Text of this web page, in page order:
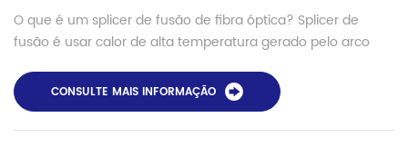
O que é um splicer de fusão de fibra óptica? Splicer de
fusão é usar calor de alta temperatura gerado pelo arco
de extremidade, para formar...
CONSULTE MAIS INFORMAÇÃO